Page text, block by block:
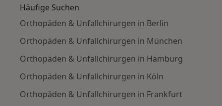
Häufige Suchen
Orthopäden & Unfallchirurgen in Berlin
Orthopäden & Unfallchirurgen in München
Orthopäden & Unfallchirurgen in Hamburg
Orthopäden & Unfallchirurgen in Köln
Orthopäden & Unfallchirurgen in Frankfurt